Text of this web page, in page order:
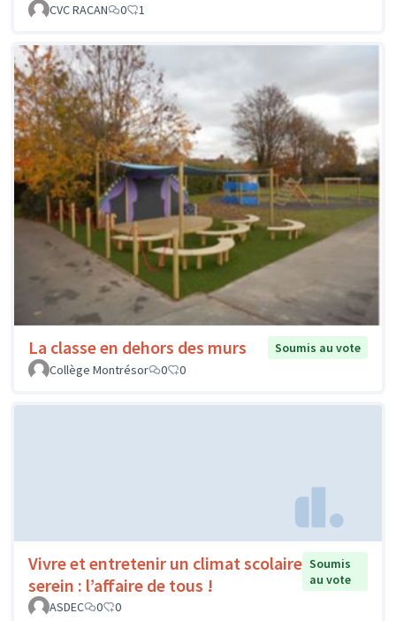
CVC RACAN
0 1
La classe en dehors des murs
Soumis au vote
Collège Montrésor
0 0
Vivre et entretenir un climat scolaire
serein : l’affaire de tous !
Soumis
au vote
ASDEC
0 0